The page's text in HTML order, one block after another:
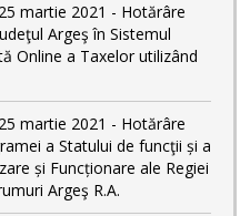
martie 2021 - Hotărâre
Argeş în Sistemul
Online a Taxelor utilizând
martie 2021 - Hotărâre
a Statului de funcţii și a
și Funcționare ale Regiei
Argeş R.A.